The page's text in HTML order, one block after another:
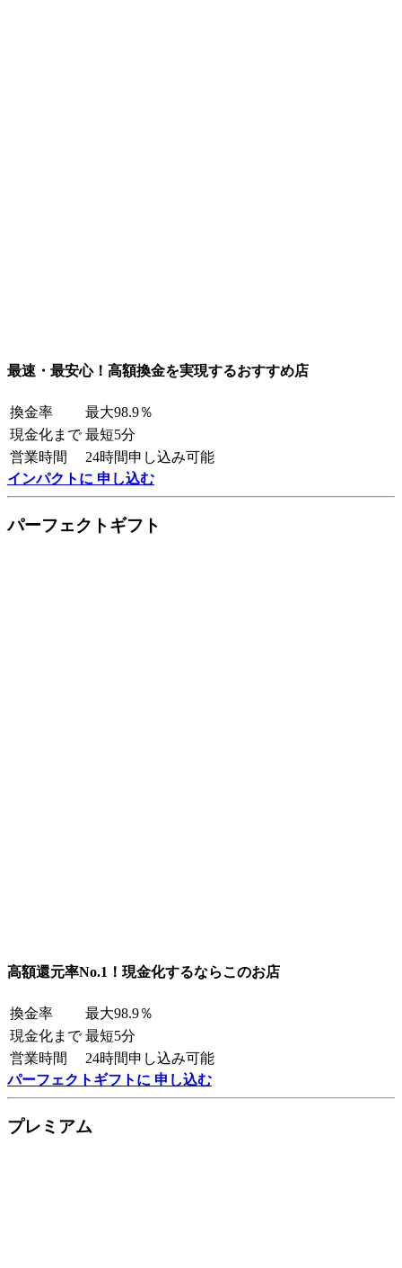
最速・最安心！高額換金を実現するおすすめ店
換金率
最大98.9％
現金化まで 最短5分
営業時間
24時間申し込み可能
インパクトに 申し込む
パーフェクトギフト
高額還元率No.1！現金化するならこのお店
換金率
最大98.9％
現金化まで 最短5分
営業時間
24時間申し込み可能
パーフェクトギフトに 申し込む
プレミアム